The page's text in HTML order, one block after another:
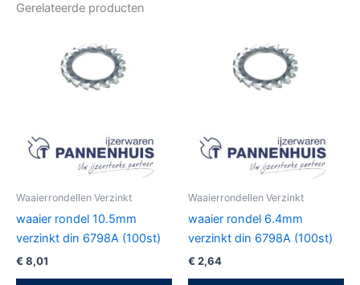
Gerelateerde producten
Waaierrondellen Verzinkt
waaier rondel 10.5mm
verzinkt din 6798A (100st)
€ 8,01
Waaierrondellen Verzinkt
waaier rondel 6.4mm
verzinkt din 6798A (100st)
€ 2,64